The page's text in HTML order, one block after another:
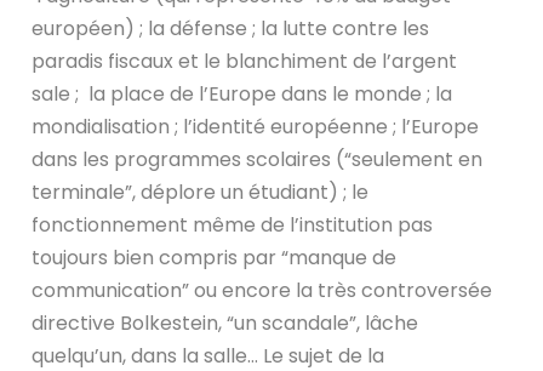
européen) ; la défense ; la lutte contre les
paradis fiscaux et le blanchiment de l’argent
sale ; la place de l’Europe dans le monde ; la
mondialisation ; l’identité européenne ; l’Europe
dans les programmes scolaires (“seulement en
terminale”, déplore un étudiant) ; le
fonctionnement même de l’institution pas
toujours bien compris par “manque de
communication” ou encore la très controversée
directive Bolkestein, “un scandale”, lâche
quelqu’un, dans la salle… Le sujet de la